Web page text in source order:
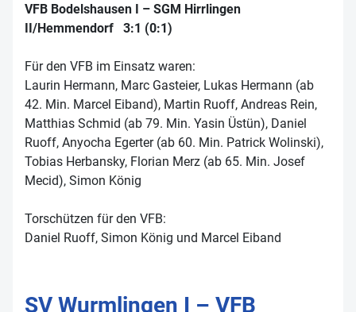
VFB Bodelshausen I – SGM Hirrlingen
II/Hemmendorf 3:1 (0:1)
Für den VFB im Einsatz waren:
Laurin Hermann, Marc Gasteier, Lukas Hermann (ab
42. Min. Marcel Eiband), Martin Ruoff, Andreas Rein,
Matthias Schmid (ab 79. Min. Yasin Üstün), Daniel
Ruoff, Anyocha Egerter (ab 60. Min. Patrick Wolinski),
Tobias Herbansky, Florian Merz (ab 65. Min. Josef
Mecid), Simon König
Torschützen für den VFB:
Daniel Ruoff, Simon König und Marcel Eiband
SV Wurmlingen I – VFB